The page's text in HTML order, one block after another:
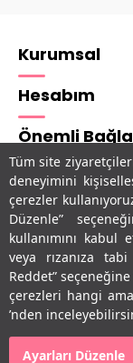
Tüm site
deneyimini
çerezler
Düzenle”
kullanımını kabul
veya rızanıza
Reddet”
çerezleri hangi
’nden
Ayarları Düzenle
Kurumsal
Hesabım
Önemli
Adres &